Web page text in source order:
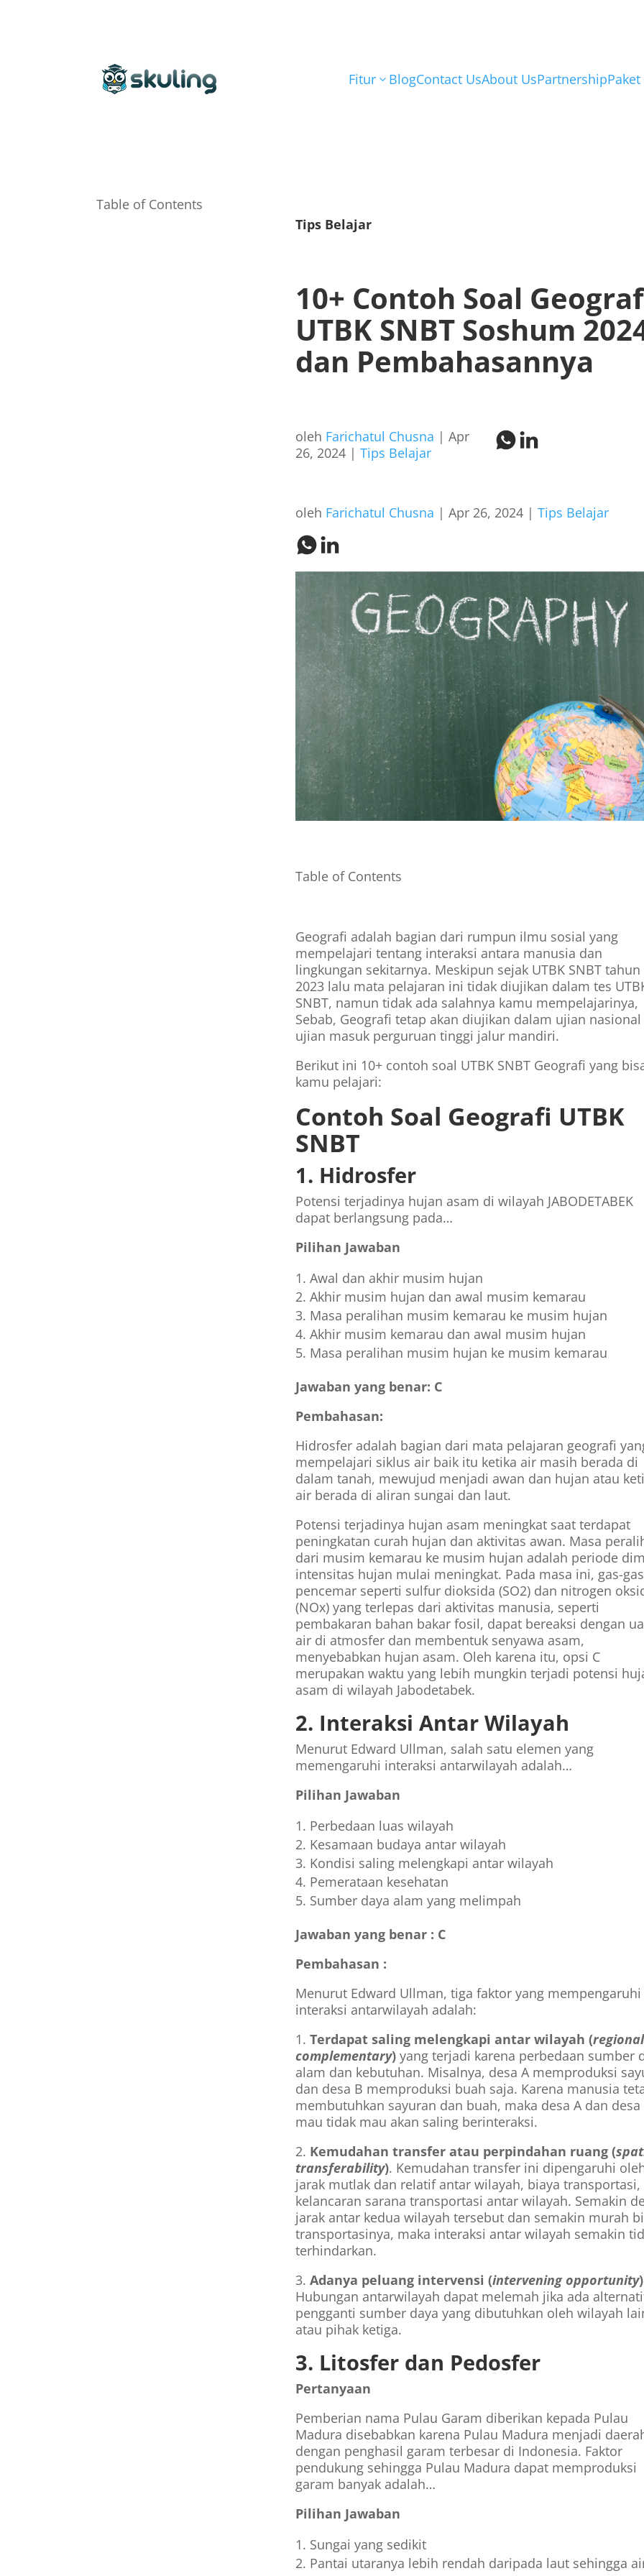
Fitur3 BlogContact UsAbout UsPartnershipPaket
Table of Contents
Tips Belajar
10+ Contoh Soal
UTBK SNBT Soshum
dan Pembahasannya
oleh Farichatul Chusna |Apr
26, 2024 |Tips Belajar
oleh Farichatul Chusna |Apr 26, 2024 |Tips Belajar
Table of Contents
Geografi adalah bagian dari rumpun ilmu sosial yang
mempelajari tentang interaksi antara manusia dan
lingkungan sekitarnya. Meskipun sejak UTBK SNBT tahun
2023 lalu mata pelajaran ini tidak diujikan dalam tes
SNBT, namun tidak ada salahnya kamu mempelajarinya,
Sebab, Geografi tetap akan diujikan dalam ujian nasional
ujian masuk perguruan tinggi jalur mandiri.
Berikut ini 10+ contoh soal UTBK SNBT Geografi yang
kamu pelajari:
Contoh Soal Geografi UTBK
SNBT
1. Hidrosfer
Potensi terjadinya hujan asam di wilayah JABODETABEK
dapat berlangsung pada…
Pilihan Jawaban
Awal dan akhir musim hujan
Akhir musim hujan dan awal musim kemarau
Masa peralihan musim kemarau ke musim hujan
Akhir musim kemarau dan awal musim hujan
Masa peralihan musim hujan ke musim kemarau
Jawaban yang benar: C
Pembahasan:
Hidrosfer adalah bagian dari mata pelajaran geografi
mempelajari siklus air baik itu ketika air masih berada di
dalam tanah, mewujud menjadi awan dan hujan atau
air berada di aliran sungai dan laut.
Potensi terjadinya hujan asam meningkat saat terdapat
peningkatan curah hujan dan aktivitas awan. Masa
dari musim kemarau ke musim hujan adalah periode
intensitas hujan mulai meningkat. Pada masa ini, gas-gas
pencemar seperti sulfur dioksida (SO2) dan nitrogen
(NOx) yang terlepas dari aktivitas manusia, seperti
pembakaran bahan bakar fosil, dapat bereaksi dengan
air di atmosfer dan membentuk senyawa asam,
menyebabkan hujan asam. Oleh karena itu, opsi C
merupakan waktu yang lebih mungkin terjadi potensi
asam di wilayah Jabodetabek.
2. Interaksi Antar Wilayah
Menurut Edward Ullman, salah satu elemen yang
memengaruhi interaksi antarwilayah adalah…
Pilihan Jawaban
Perbedaan luas wilayah
Kesamaan budaya antar wilayah
Kondisi saling melengkapi antar wilayah
Pemerataan kesehatan
Sumber daya alam yang melimpah
Jawaban yang benar : C
Pembahasan :
Menurut Edward Ullman, tiga faktor yang mempengaruhi
interaksi antarwilayah adalah:
1.Terdapat saling melengkapi antar wilayah (regional
complementary) yang terjadi karena perbedaan sumber
alam dan kebutuhan. Misalnya, desa A memproduksi
dan desa B memproduksi buah saja. Karena manusia
membutuhkan sayuran dan buah, maka desa A dan desa
mau tidak mau akan saling berinteraksi.
2. Kemudahan transfer atau perpindahan ruang (
transferability). Kemudahan transfer ini dipengaruhi
jarak mutlak dan relatif antar wilayah, biaya transportasi,
kelancaran sarana transportasi antar wilayah. Semakin
jarak antar kedua wilayah tersebut dan semakin murah
transportasinya, maka interaksi antar wilayah semakin
terhindarkan.
3.Adanya peluang intervensi (intervening opportunity)
Hubungan antarwilayah dapat melemah jika ada
pengganti sumber daya yang dibutuhkan oleh wilayah
atau pihak ketiga.
3. Litosfer dan Pedosfer
Pertanyaan
Pemberian nama Pulau Garam diberikan kepada Pulau
Madura disebabkan karena Pulau Madura menjadi
dengan penghasil garam terbesar di Indonesia. Faktor
pendukung sehingga Pulau Madura dapat memproduksi
garam banyak adalah…
Pilihan Jawaban
Sungai yang sedikit
Pantai utaranya lebih rendah daripada laut sehingga